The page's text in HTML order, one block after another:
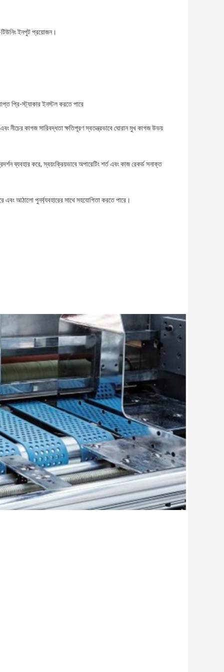
টিউনিং ইনপুট প্রয়োজন।
প্রি-স্ট্যাকার ইনস্টল করতে পারে
নীচের কাগজ সারিবদ্ধতা ক্ষতিপূরণ স্বতন্ত্রভাবে ঘোরান মুখ কাগজ উভয়
ব্যবহার করে, স্বয়ংক্রিয়ভাবে অপারেটিং শর্ত এবং কাজ রেকর্ড সনাক্ত
এবং আঠালো পুনর্ব্যবহারের সাথে সহযোগিতা করতে পারে।